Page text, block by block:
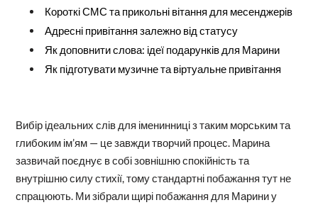
Короткі СМС та прикольні вітання для месенджерів
Адресні привітання залежно від статусу
Як доповнити слова: ідеї подарунків для Марини
Як підготувати музичне та віртуальне привітання
Вибір ідеальних слів для іменинниці з таким морським та
глибоким ім’ям — це завжди творчий процес. Марина
зазвичай поєднує в собі зовнішню спокійність та
внутрішню силу стихії, тому стандартні побажання тут не
спрацюють. Ми зібрали щирі побажання для Марини у